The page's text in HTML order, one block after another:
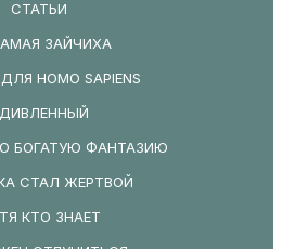
СТАТЬИ
ЗАЙЧИХА
HOMO SAPIENS
БОГАТУЮ ФАНТАЗИЮ
СТАЛ ЖЕРТВОЙ
КТО ЗНАЕТ